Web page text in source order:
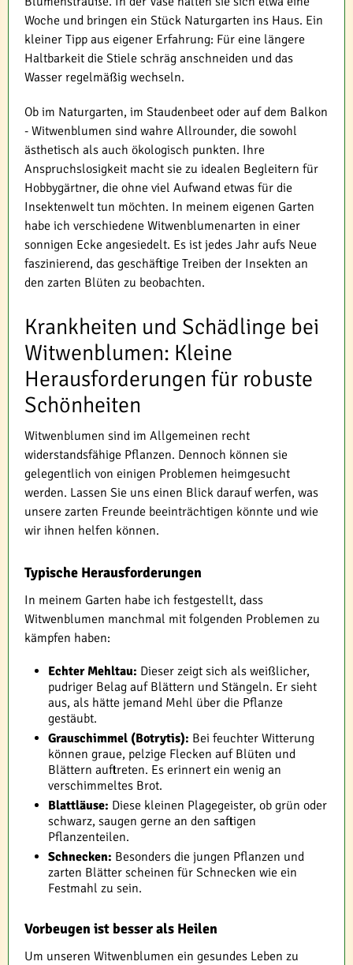
Woche und bringen ein Stück Naturgarten ins Haus. Ein
kleiner Tipp aus eigener Erfahrung: Für eine längere
Haltbarkeit die Stiele schräg anschneiden und das
Wasser regelmäßig wechseln.
Ob im Naturgarten, im Staudenbeet oder auf dem Balkon
- Witwenblumen sind wahre Allrounder, die sowohl
ästhetisch als auch ökologisch punkten. Ihre
Anspruchslosigkeit macht sie zu idealen Begleitern für
Hobbygärtner, die ohne viel Aufwand etwas für die
Insektenwelt tun möchten. In meinem eigenen Garten
habe ich verschiedene Witwenblumenarten in einer
sonnigen Ecke angesiedelt. Es ist jedes Jahr aufs Neue
faszinierend, das geschäftige Treiben der Insekten an
den zarten Blüten zu beobachten.
Krankheiten und Schädlinge bei
Witwenblumen: Kleine
Herausforderungen für robuste
Schönheiten
Witwenblumen sind im Allgemeinen recht
widerstandsfähige Pflanzen. Dennoch können sie
gelegentlich von einigen Problemen heimgesucht
werden. Lassen Sie uns einen Blick darauf werfen, was
unsere zarten Freunde beeinträchtigen könnte und wie
wir ihnen helfen können.
Typische Herausforderungen
In meinem Garten habe ich festgestellt, dass
Witwenblumen manchmal mit folgenden Problemen zu
kämpfen haben:
Echter Mehltau: Dieser zeigt sich als weißlicher,
pudriger Belag auf Blättern und Stängeln. Er sieht
aus, als hätte jemand Mehl über die Pflanze
gestäubt.
Grauschimmel (Botrytis): Bei feuchter Witterung
können graue, pelzige Flecken auf Blüten und
Blättern auftreten. Es erinnert ein wenig an
verschimmeltes Brot.
Blattläuse: Diese kleinen Plagegeister, ob grün oder
schwarz, saugen gerne an den saftigen
Pflanzenteilen.
Schnecken: Besonders die jungen Pflanzen und
zarten Blätter scheinen für Schnecken wie ein
Festmahl zu sein.
Vorbeugen ist besser als Heilen
Um unseren Witwenblumen ein gesundes Leben zu